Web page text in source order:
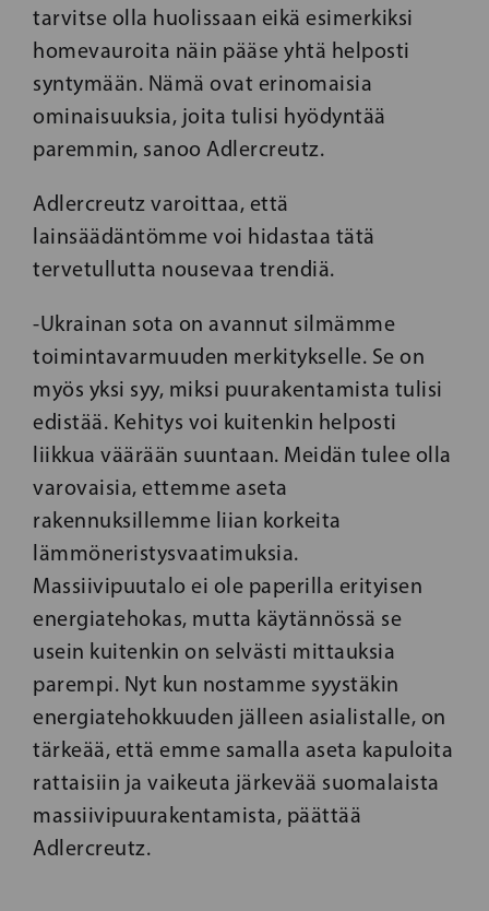
tarvitse olla huolissaan eikä esimerkiksi
homevauroita näin pääse yhtä helposti
syntymään. Nämä ovat erinomaisia
ominaisuuksia, joita tulisi hyödyntää
paremmin, sanoo Adlercreutz.
Adlercreutz varoittaa, että
lainsäädäntömme voi hidastaa tätä
tervetullutta nousevaa trendiä.
-Ukrainan sota on avannut silmämme
toimintavarmuuden merkitykselle. Se on
myös yksi syy, miksi puurakentamista tulisi
edistää. Kehitys voi kuitenkin helposti
liikkua väärään suuntaan. Meidän tulee olla
varovaisia, ettemme aseta
rakennuksillemme liian korkeita
lämmöneristysvaatimuksia.
Massiivipuutalo ei ole paperilla erityisen
energiatehokas, mutta käytännössä se
usein kuitenkin on selvästi mittauksia
parempi. Nyt kun nostamme syystäkin
energiatehokkuuden jälleen asialistalle, on
tärkeää, että emme samalla aseta kapuloita
rattaisiin ja vaikeuta järkevää suomalaista
massiivipuurakentamista, päättää
Adlercreutz.